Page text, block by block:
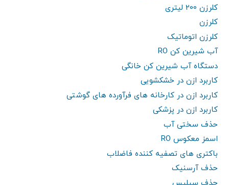
کلرزن 200 لیتری
کلرزن
کلرزن اتوماتیک
آب شیرین کن RO
دستگاه آب شیرین کن خانگی
کاربرد ازن در خشکشویی
کاربرد ازن در کارخانه های فرآورده های گوشتی
کاربرد ازن در پزشکی
حذف سختی آب
اسمز معکوس RO
باکتری های تصفیه کننده فاضلاب
حذف آرسنیک